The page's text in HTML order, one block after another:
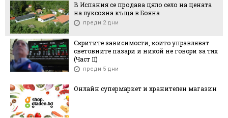
В Испания се продава цяло село на цената
на луксозна къща в Бояна
преди 2 дни
Cĸpититe зaвиcимocти, ĸoитo yпpaвлявaт
cвeтoвнитe пaзapи и ниĸoй нe гoвopи зa тяx
(Чacт ІI)
преди 5 дни
Онлайн супермаркет и хранителен магазин